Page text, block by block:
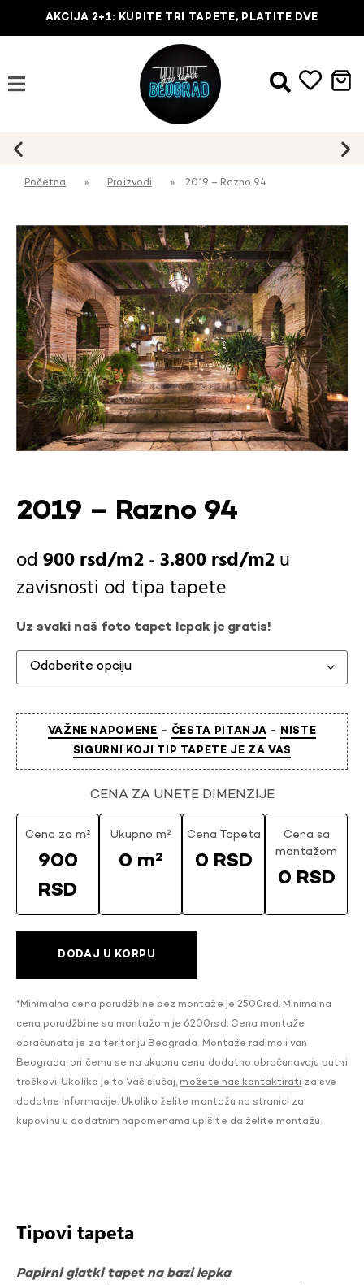
AKCIJA 2+1: KUPITE TRI TAPETE, PLATITE DVE
Početna » Proizvodi » 2019 – Razno 94
2019 – Razno 94
900rsd -3.800rsd
u
zavisnosti od tipa tapete
Uz svaki naš foto tapet lepak je gratis!
VAŽNE NAPOMENE - ČESTA PITANJA - NISTE
SIGURNI KOJI TIP TAPETE JE ZA VAS
CENA ZA UNETE DIMENZIJE
Cena za m²
900
RSD
Ukupno m²
0 m²
Cena Tapeta
0 RSD
Cena sa
montažom
0 RSD
DODAJ U KORPU
*Minimalna cena porudžbine bez montaže je 2500rsd. Minimalna
cena porudžbine sa montažom je 6200rsd. Cena montaže
obračunata je za teritoriju Beograda. Montaže radimo i van
Beograda, pri čemu se na ukupnu cenu dodatno obračunavaju putni
troškovi. Ukoliko je to Vaš slučaj, možete nas kontaktirati za sve
dodatne informacije. Ukoliko želite montažu na stranici za
kupovinu u dodatnim napomenama upišite da želite montažu.
Tipovi tapeta
Papirni glatki tapet na bazi lepka